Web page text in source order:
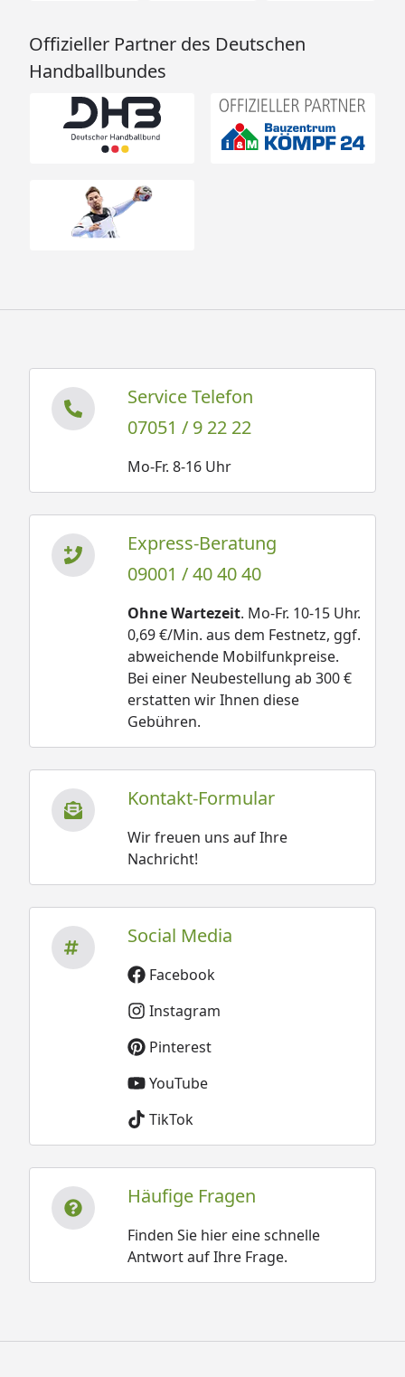
Offizieller Partner des Deutschen
Handballbundes
Service Telefon
07051 / 9 22 22
Mo-Fr. 8-16 Uhr
Express-Beratung
09001 / 40 40 40
Ohne Wartezeit. Mo-Fr. 10-15 Uhr.
0,69 €/Min. aus dem Festnetz, ggf.
abweichende Mobilfunkpreise.
Bei einer Neubestellung ab 300 €
erstatten wir Ihnen diese
Gebühren.
Kontakt-Formular
Wir freuen uns auf Ihre
Nachricht!
Social Media
Facebook
Instagram
Pinterest
YouTube
TikTok
Häufige Fragen
Finden Sie hier eine schnelle
Antwort auf Ihre Frage.